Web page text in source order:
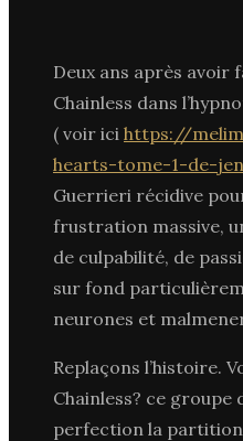
Deux ans après avoir
Chainless dans
( voir ici https://
hearts-tome-1-de-
Guerrieri récidive
frustration massive,
de culpabilité, de
sur fond
neurones et
Replaçons l’histoire.
Chainless? ce
perfection la partition